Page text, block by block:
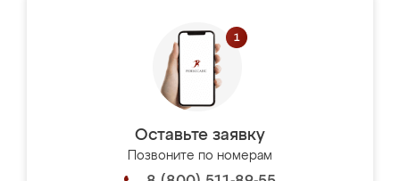
Оставьте заявку
Позвоните по номерам